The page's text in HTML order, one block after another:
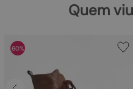
Quem
60%